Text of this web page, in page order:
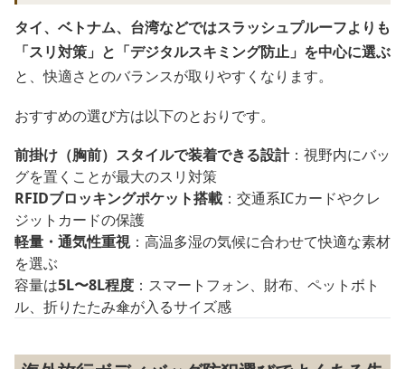
タイ、ベトナム、台湾などではスラッシュプルーフよりも
「スリ対策」と「デジタルスキミング防止」を中心に選ぶ
と、快適さとのバランスが取りやすくなります。
おすすめの選び方は以下のとおりです。
前掛け（胸前）スタイルで装着できる設計：視野内にバッ
グを置くことが最大のスリ対策
RFIDブロッキングポケット搭載 ：交通系ICカードやクレ
ジットカードの保護
軽量・通気性重視：高温多湿の気候に合わせて快適な素材
を選ぶ
容量は5L〜8L程度 ：スマートフォン、財布、ペットボト
ル、折りたたみ傘が入るサイズ感